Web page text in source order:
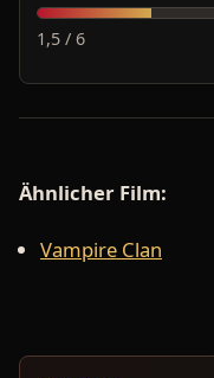
1,5 / 6
Ähnlicher Film:
Vampire Clan